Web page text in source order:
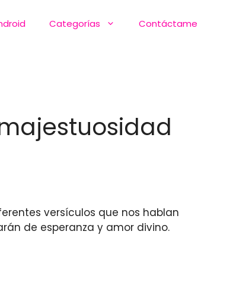
Categorías Contáctame
versículos que nos hablan
de esperanza y amor divino.